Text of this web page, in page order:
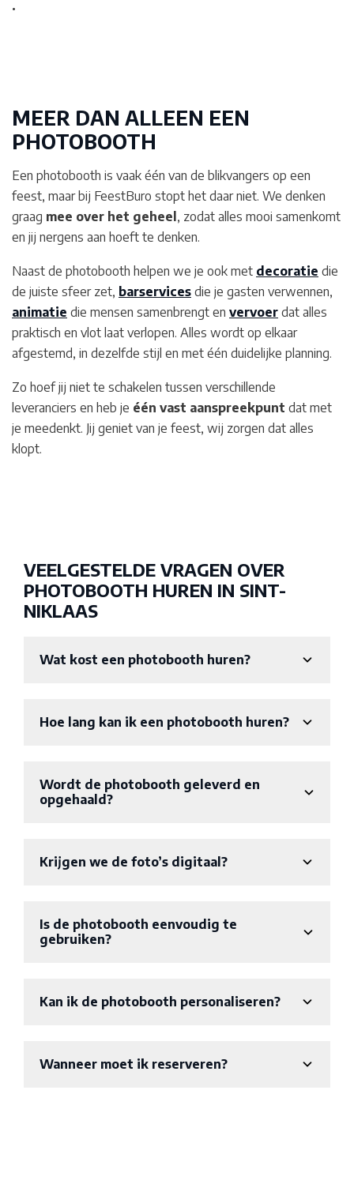
.
MEER DAN ALLEEN EEN
PHOTOBOOTH
Een photobooth is vaak één van de blikvangers op een
feest, maar bij FeestBuro stopt het daar niet. We denken
graag mee over het geheel, zodat alles mooi samenkomt
en jij nergens aan hoeft te denken.
Naast de photobooth helpen we je ook met decoratie die
de juiste sfeer zet, barservices die je gasten verwennen,
animatie die mensen samenbrengt en vervoer dat alles
praktisch en vlot laat verlopen. Alles wordt op elkaar
afgestemd, in dezelfde stijl en met één duidelijke planning.
Zo hoef jij niet te schakelen tussen verschillende
leveranciers en heb je één vast aanspreekpunt dat met
je meedenkt. Jij geniet van je feest, wij zorgen dat alles
klopt.
VEELGESTELDE VRAGEN OVER
PHOTOBOOTH HUREN IN SINT-
NIKLAAS
Wat kost een photobooth huren?
Hoe lang kan ik een photobooth huren?
Wordt de photobooth geleverd en
opgehaald?
Krijgen we de foto’s digitaal?
Is de photobooth eenvoudig te
gebruiken?
Kan ik de photobooth personaliseren?
Wanneer moet ik reserveren?